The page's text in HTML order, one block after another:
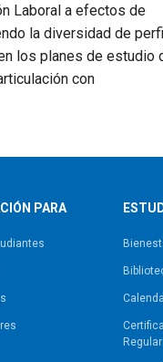
Laboral a efectos de
la diversidad de
los planes de estudio
con
PARA
Regular